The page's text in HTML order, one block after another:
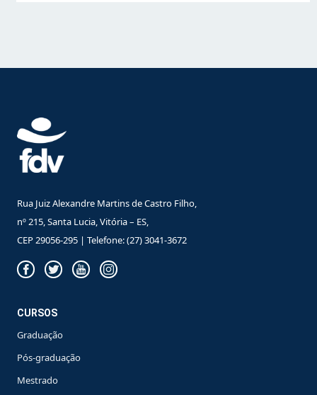
Rua Juiz Alexandre Martins de Castro Filho,
nº 215, Santa Lucia, Vitória – ES,
CEP 29056-295 | Telefone: (27) 3041-3672
CURSOS
Graduação
Pós-graduação
Mestrado